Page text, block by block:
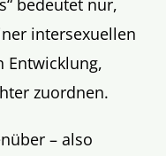
bedeutet nur,
intersexuellen
Entwicklung,
zuordnen.
– also